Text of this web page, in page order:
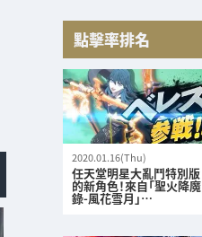
點擊率排名
2020.01.16(Thu)
任天堂明星大亂鬥特別版
的新角色！來自「聖火降魔
錄-風花雪月」…